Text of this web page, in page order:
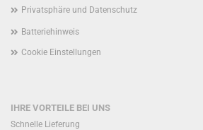
Privatsphäre und Datenschutz
Batteriehinweis
Cookie Einstellungen
IHRE VORTEILE BEI UNS
Schnelle Lieferung